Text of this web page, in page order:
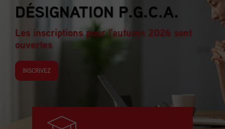
DÉSIGNATION P.G.C.A.
Les inscriptions pour l'autumn 2026 sont
ouvertes
INSCRIVEZ